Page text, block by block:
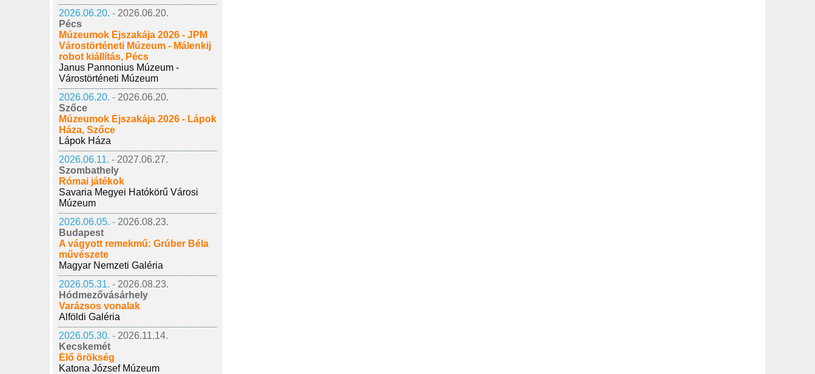
2026.06.20. - 2026.06.20.
Pécs
Múzeumok Éjszakája 2026 - JPM
Várostörténeti Múzeum - Málenkij
robot kiállítás, Pécs
Janus Pannonius Múzeum -
Várostörténeti Múzeum
2026.06.20. - 2026.06.20.
Szőce
Múzeumok Éjszakája 2026 - Lápok
Háza, Szőce
Lápok Háza
2026.06.11. - 2027.06.27.
Szombathely
Római játékok
Savaria Megyei Hatókörű Városi
Múzeum
2026.06.05. - 2026.08.23.
Budapest
A vágyott remekmű: Grúber Béla
művészete
Magyar Nemzeti Galéria
2026.05.31. - 2026.08.23.
Hódmezővásárhely
Varázsos vonalak
Alföldi Galéria
2026.05.30. - 2026.11.14.
Kecskemét
Élő örökség
Katona József Múzeum